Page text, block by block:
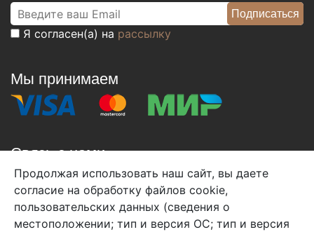
Я согласен(а) на рассылку
Мы принимаем
Связь с нами
+7 (495) 933-38-08
info@arben-textile.ru- оптовые продажи
Продолжая использовать наш сайт, вы даете
согласие на обработку файлов cookie,
пользовательских данных (сведения о
местоположении; тип и версия ОС; тип и версия